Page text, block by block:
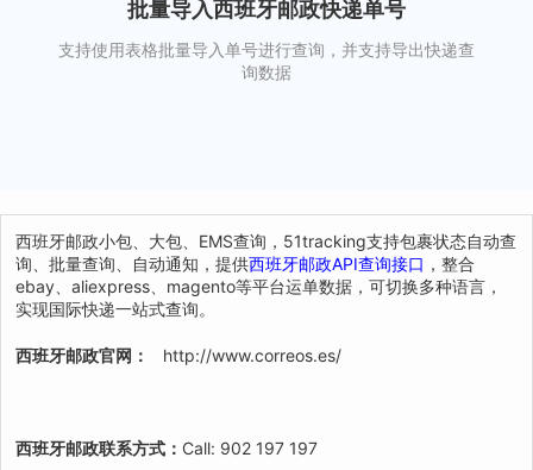
批量导入西班牙邮政快递单号
支持使用表格批量导入单号进行查询，并支持导出快递查
询数据
西班牙邮政小包、大包、EMS查询，51tracking支持包裹状态自动查
询、批量查询、自动通知，提供西班牙邮政API查询接口 ，整合
ebay、aliexpress、magento等平台运单数据，可切换多种语言，
实现国际快递一站式查询。
西班牙邮政官网： http://www.correos.es/
西班牙邮政联系方式 ： Call: 902 197 197